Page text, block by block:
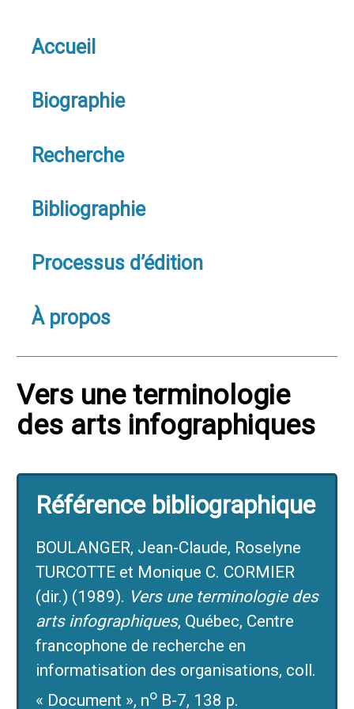
Accueil
Biographie
Recherche
Bibliographie
Processus d’édition
À propos
Vers une terminologie
des arts infographiques
Référence bibliographique
BOULANGER, Jean-Claude, Roselyne
TURCOTTE et Monique C. CORMIER
(dir.) (1989). Vers une terminologie des
arts infographiques, Québec, Centre
francophone de recherche en
informatisation des organisations, coll.
« Document », noB-7, 138 p.